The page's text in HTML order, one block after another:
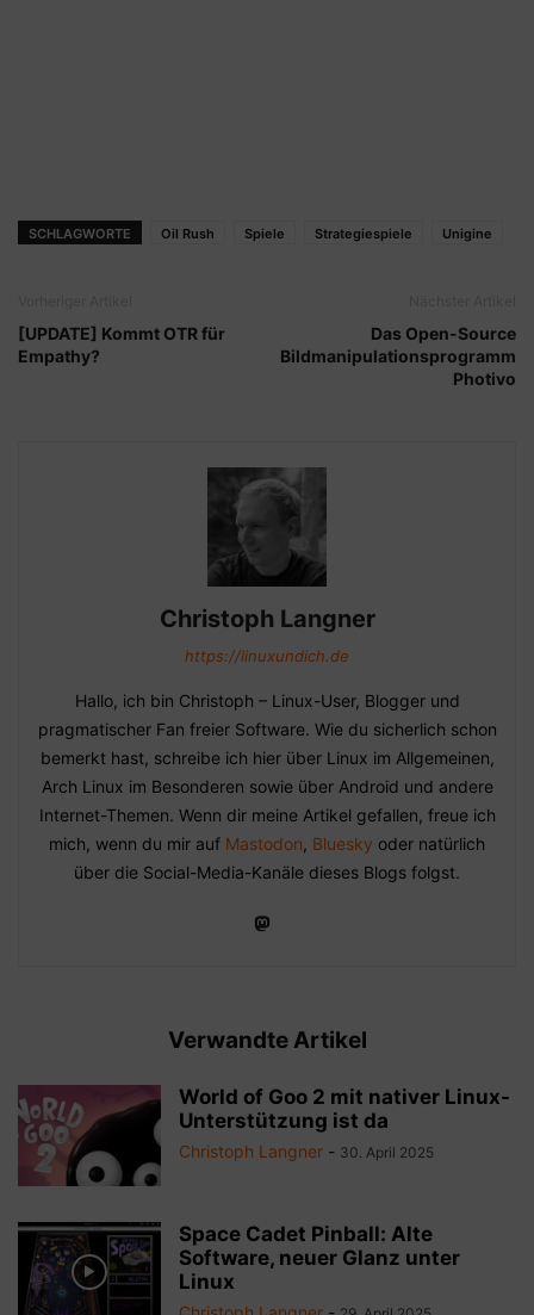
SCHLAGWORTE Oil Rush Spiele Strategiespiele Unigine
[UPDATE] Kommt OTR für
Empathy?
Das Open-Source
Bildmanipulationsprogramm
Photivo
Christoph Langner
https://linuxundich.de
Hallo, ich bin Christoph – Linux-User, Blogger und
pragmatischer Fan freier Software. Wie du sicherlich schon
bemerkt hast, schreibe ich hier über Linux im Allgemeinen,
Arch Linux im Besonderen sowie über Android und andere
Internet-Themen. Wenn dir meine Artikel gefallen, freue ich
mich, wenn du mir auf Mastodon Bluesky oder natürlich
über die Social-Media-Kanäle dieses Blogs folgst.
Verwandte Artikel
World of Goo 2 mit nativer Linux-
Unterstützung ist da
Christoph Langner - 30. April 2025
Space Cadet Pinball: Alte
Software, neuer Glanz unter
Linux